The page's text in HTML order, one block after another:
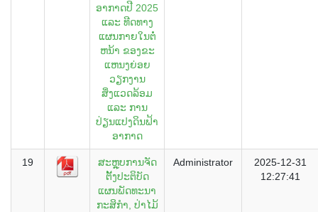
ອາກາດປີ 2025
ແລະ ທີດທາງ
ແຜນກາຍໃນຕໍ່
ຫນ້າ ຂອງຂະ
ແຫນງຍ່ອຍ
ວຽກງານ
ສິ່ງແວດລ້ອມ
ແລະ ການ
ປ່ຽນແປງດິນຟ້າ
ອາກາດ
19
ສະຫຼຸບການຈັດ
ຕັັ້ງປະຕິບັດ
ແຜນພັດທະນາ
ກະສິກຳ, ປ່າໄມ້
Administrator
2025-12-31
12:27:41